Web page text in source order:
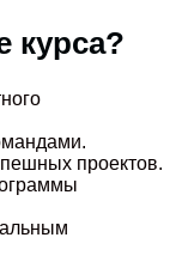
курса?
проектов.